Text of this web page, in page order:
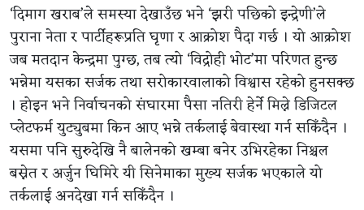
‘दिमाग खराब’ले समस्या देखाउँछ भने ‘झरी पछिको इन्द्रेणी’ले
पुराना नेता र पार्टीहरूप्रति घृणा र आक्रोश पैदा गर्छ । यो आक्रोश
जब मतदान केन्द्रमा पुग्छ, तब त्यो ‘विद्रोही भोट’मा परिणत हुन्छ
भन्नेमा यसका सर्जक तथा सरोकारवालाको विश्वास रहेको हुनसक्छ
। होइन भने निर्वाचनको संघारमा पैसा नतिरी हेर्ने मिल्ने डिजिटल
प्लेटफर्म युट्युबमा किन आए भन्ने तर्कलाई बेवास्था गर्न सकिँदैन ।
यसमा पनि सुरुदेखि नै बालेनको खम्बा बनेर उभिरहेका निश्चल
बस्नेत र अर्जुन घिमिरे यी सिनेमाका मुख्य सर्जक भएकाले यो
तर्कलाई अनदेखा गर्न सकिँदैन ।